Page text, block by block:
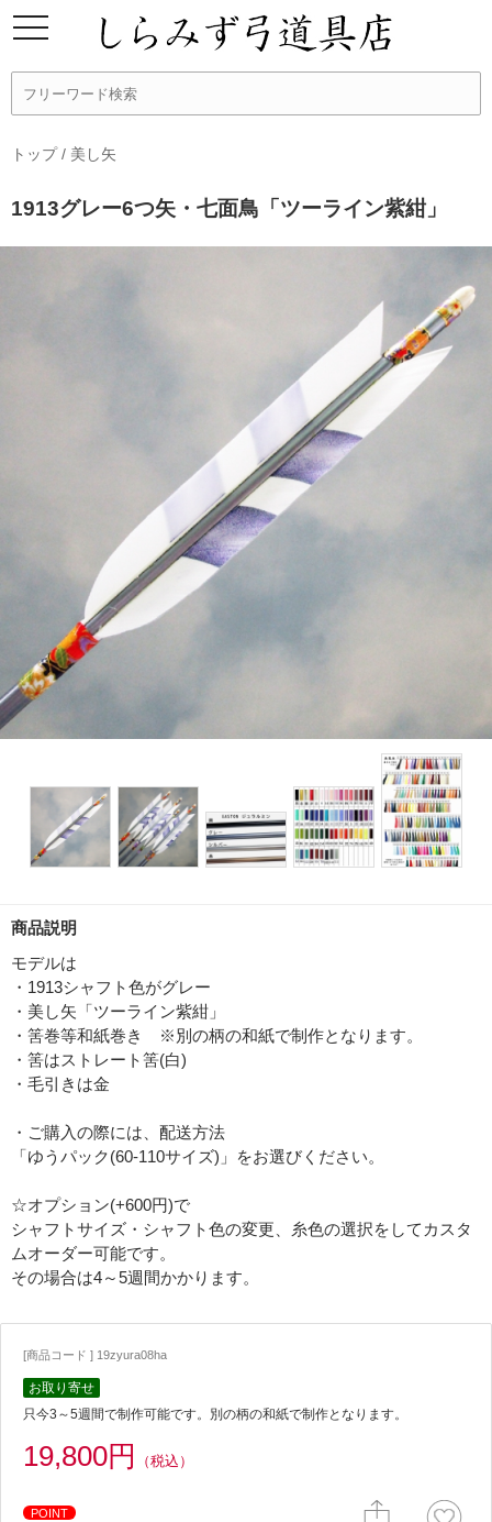
トップ/ 美し矢
1913グレー6つ矢・七面鳥「ツーライン紫紺」
商品説明
モデルは
・1913シャフト色がグレー
・美し矢「ツーライン紫紺」
・筈巻等和紙巻き ※別の柄の和紙で制作となります。
・筈はストレート筈(白)
・毛引きは金
・ご購入の際には、配送方法
「ゆうパック(60-110サイズ)」をお選びください。
☆オプション(+600円)で
シャフトサイズ・シャフト色の変更、糸色の選択をしてカスタ
ムオーダー可能です。
その場合は4～5週間かかります。
[商品コード ] 19zyura08ha
お取り寄せ
只今3～5週間で制作可能です。別の柄の和紙で制作となります。
19,800円 （税込）
POINT